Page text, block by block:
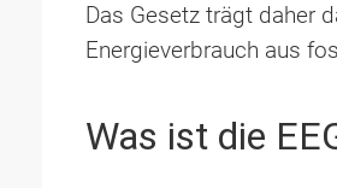
Das Gesetz trägt daher
Energieverbrauch aus
Was ist die